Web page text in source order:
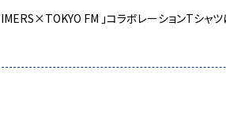
FM 」コラボレーションTシャツ